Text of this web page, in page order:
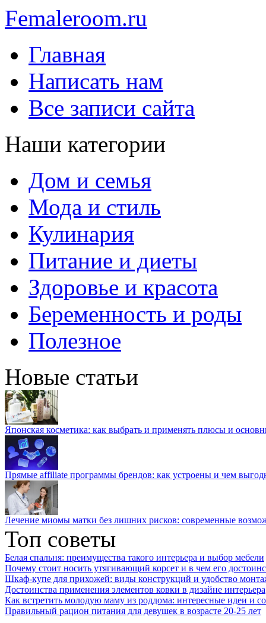
Femaleroom.ru
Главная
Написать нам
Все записи сайта
Наши категории
Дом и семья
Мода и стиль
Кулинария
Питание и диеты
Здоровье и красота
Беременность и роды
Полезное
Новые статьи
Японская косметика: как выбрать и применять плюсы и
Прямые affiliate программы брендов: как устроены и чем
Лечение миомы матки без лишних рисков: современные
Топ советы
Белая спальня: преимущества такого интерьера и выбор мебели
Почему стоит носить утягивающий корсет и в чем его
Шкаф-купе для прихожей: виды конструкций и удобство
Достоинства применения элементов ковки в дизайне интерьера
Как встретить молодую маму из роддома: интересные идеи и
Правильный рацион питания для девушек в возрасте 20-25 лет